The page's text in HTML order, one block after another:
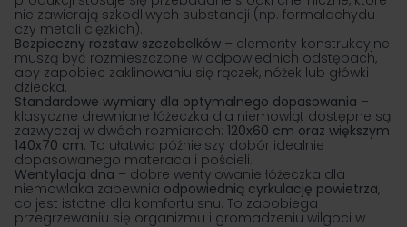
nie zawierają szkodliwych substancji (np. formaldehydu
czy metali ciężkich).
Bezpieczny rozstaw szczebelków – elementy konstrukcyjne
muszą być rozmieszczone w odpowiednich odstępach,
aby zapobiec zaklinowaniu się rączek, nóżek lub główki
dziecka.
Standardowe wymiary dla optymalnego dopasowania –
klasyczne drewniane łóżeczka dla niemowląt dostępne są
zazwyczaj w dwóch rozmiarach: 120x60 cm oraz większym
140x70 cm. To ułatwia późniejszy dobór idealnie
dopasowanego materaca i pościeli.
Wentylacja dna – dobre wentylowanie łóżeczka dla
niemowlaka zapewnia odpowiednią cyrkulację powietrza,
co jest istotne dla komfortu snu. To zapobiega
przegrzewaniu się organizmu i gromadzeniu wilgoci w